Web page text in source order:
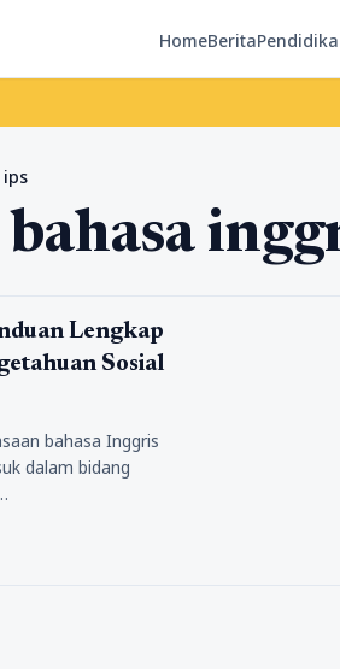
HomeBerita
Lengkap
Sosial
bahasa Inggris
dalam bidang